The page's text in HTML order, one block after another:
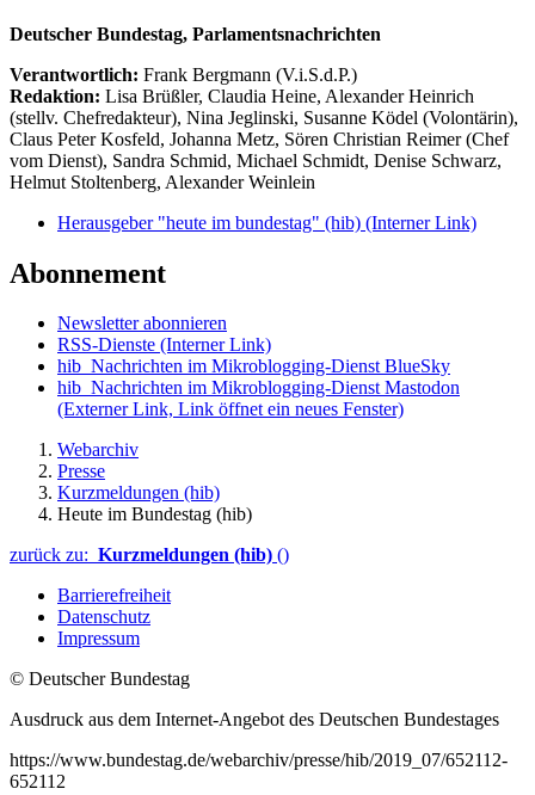
Deutscher Bundestag, Parlamentsnachrichten
Verantwortlich: Frank Bergmann (V.i.S.d.P.)
Redaktion: Lisa Brüßler, Claudia Heine, Alexander Heinrich
(stellv. Chefredakteur), Nina Jeglinski, Susanne Ködel (Volontärin),
Claus Peter Kosfeld, Johanna Metz, Sören Christian Reimer (Chef
vom Dienst), Sandra Schmid, Michael Schmidt, Denise Schwarz,
Helmut Stoltenberg, Alexander Weinlein
Herausgeber "heute im bundestag" (hib) (Interner Link)
Abonnement
Newsletter abonnieren
RSS-Dienste (Interner Link)
hib_Nachrichten im Mikroblogging-Dienst BlueSky
hib_Nachrichten im Mikroblogging-Dienst Mastodon
(Externer Link, Link öffnet ein neues Fenster)
Webarchiv
Presse
Kurzmeldungen (hib)
Heute im Bundestag (hib)
zurück zu: Kurzmeldungen (hib) ()
Barrierefreiheit
Datenschutz
Impressum
© Deutscher Bundestag
Ausdruck aus dem Internet-Angebot des Deutschen Bundestages
https://www.bundestag.de/webarchiv/presse/hib/2019_07/652112-
652112